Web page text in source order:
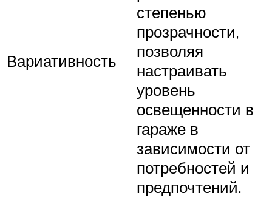
Вариативность
степенью
прозрачности,
позволяя
настраивать
уровень
освещенности в
гараже в
зависимости от
потребностей и
предпочтений.